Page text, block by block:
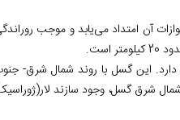
آن امتداد می‌یابد و موجب
امتداد دارد. این گسل با روند شمال شرق-
شرق گسل، وجود سازند